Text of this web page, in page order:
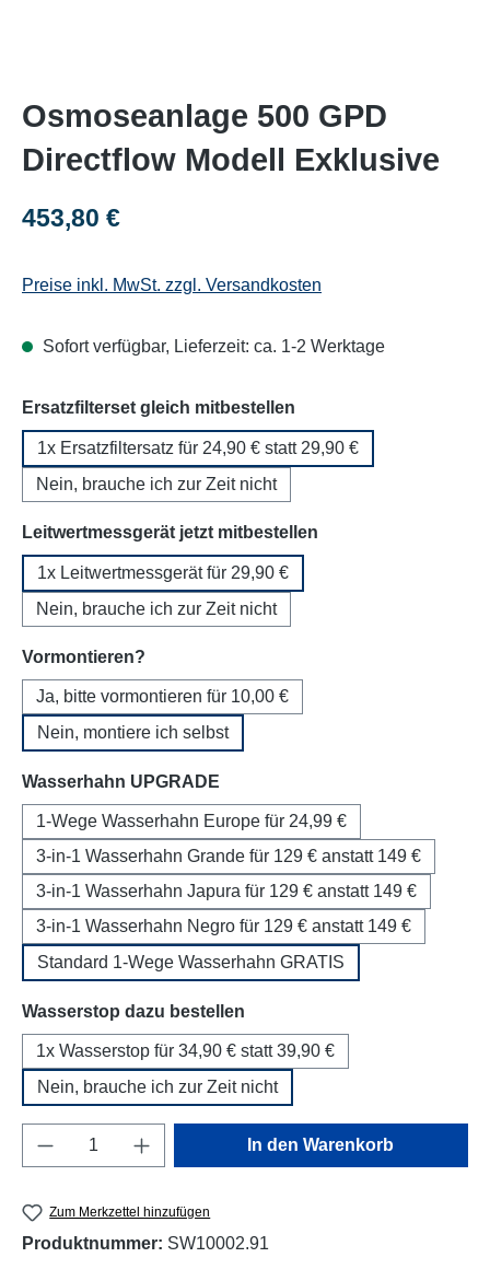
Osmoseanlage 500 GPD
Directflow Modell Exklusive
Regulärer Preis:
453,80 €
Preise inkl. MwSt. zzgl. Versandkosten
Sofort verfügbar, Lieferzeit: ca. 1-2 Werktage
Ersatzfilterset gleich mitbestellen
1x Ersatzfiltersatz für 24,90 € statt 29,90 €
Nein, brauche ich zur Zeit nicht
Leitwertmessgerät jetzt mitbestellen
1x Leitwertmessgerät für 29,90 €
Nein, brauche ich zur Zeit nicht
Vormontieren?
Ja, bitte vormontieren für 10,00 €
Nein, montiere ich selbst
Wasserhahn UPGRADE
1-Wege Wasserhahn Europe für 24,99 €
3-in-1 Wasserhahn Grande für 129 € anstatt 149 €
3-in-1 Wasserhahn Japura für 129 € anstatt 149 €
3-in-1 Wasserhahn Negro für 129 € anstatt 149 €
Standard 1-Wege Wasserhahn GRATIS
Wasserstop dazu bestellen
1x Wasserstop für 34,90 € statt 39,90 €
Nein, brauche ich zur Zeit nicht
Produkt Anzahl: Gib den gewünschten
In den Warenkorb
Zum Merkzettel hinzufügen
Produktnummer: SW10002.91